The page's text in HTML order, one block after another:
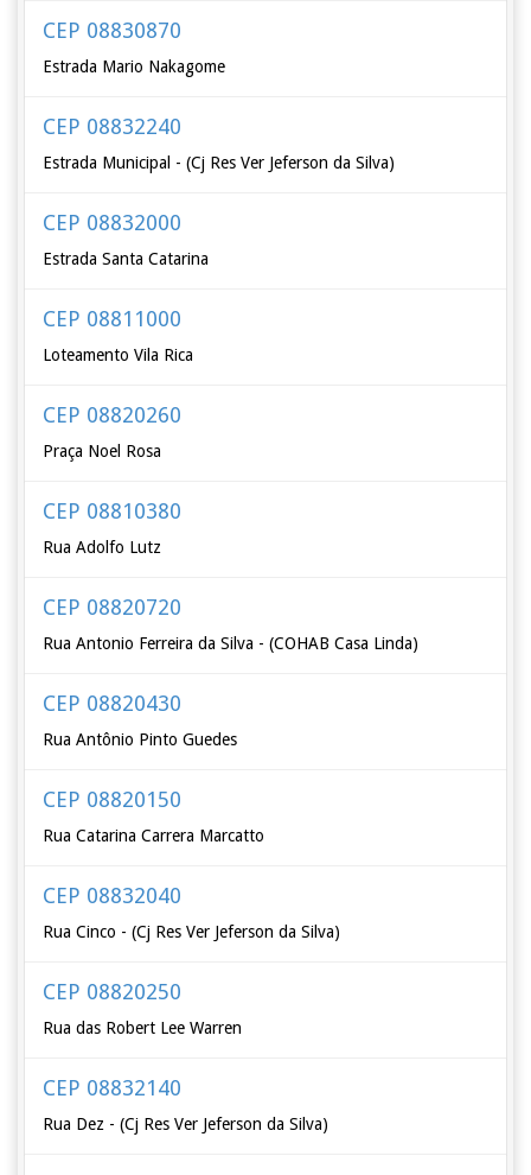
CEP 08830870
Estrada Mario Nakagome
CEP 08832240
Estrada Municipal - (Cj Res Ver Jeferson da Silva)
CEP 08832000
Estrada Santa Catarina
CEP 08811000
Loteamento Vila Rica
CEP 08820260
Praça Noel Rosa
CEP 08810380
Rua Adolfo Lutz
CEP 08820720
Rua Antonio Ferreira da Silva - (COHAB Casa Linda)
CEP 08820430
Rua Antônio Pinto Guedes
CEP 08820150
Rua Catarina Carrera Marcatto
CEP 08832040
Rua Cinco - (Cj Res Ver Jeferson da Silva)
CEP 08820250
Rua das Robert Lee Warren
CEP 08832140
Rua Dez - (Cj Res Ver Jeferson da Silva)